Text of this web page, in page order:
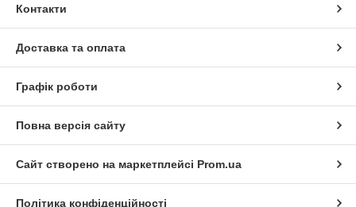
Контакти
Доставка та оплата
Графік роботи
Повна версія сайту
Сайт створено на маркетплейсі Prom.ua
Політика конфіденційності